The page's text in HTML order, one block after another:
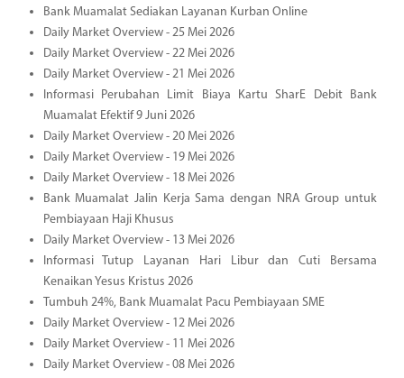
Bank Muamalat Sediakan Layanan Kurban Online
Daily Market Overview - 25 Mei 2026
Daily Market Overview - 22 Mei 2026
Daily Market Overview - 21 Mei 2026
Informasi Perubahan Limit Biaya Kartu SharE Debit Bank
Muamalat Efektif 9 Juni 2026
Daily Market Overview - 20 Mei 2026
Daily Market Overview - 19 Mei 2026
Daily Market Overview - 18 Mei 2026
Bank Muamalat Jalin Kerja Sama dengan NRA Group untuk
Pembiayaan Haji Khusus
Daily Market Overview - 13 Mei 2026
Informasi Tutup Layanan Hari Libur dan Cuti Bersama
Kenaikan Yesus Kristus 2026
Tumbuh 24%, Bank Muamalat Pacu Pembiayaan SME
Daily Market Overview - 12 Mei 2026
Daily Market Overview - 11 Mei 2026
Daily Market Overview - 08 Mei 2026